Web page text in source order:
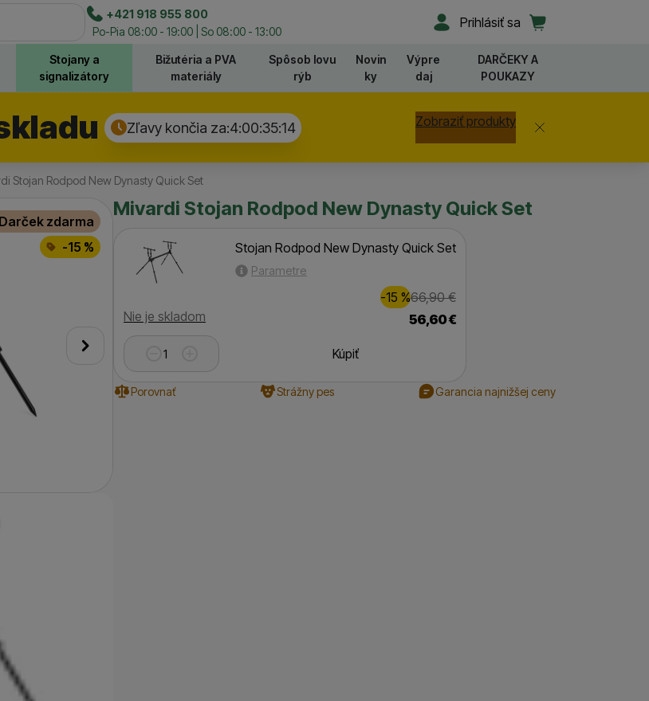
Hľadať
+421 918 955 800
Po-Pia 08:00 - 19:00 | So 08:00 - 13:00
Užívateľská sekcia
Prihlásiť sa Košík
Stojany a
signalizátory
Bižutéria a PVA
materiály
Spôsob lovu
rýb
Novin
ky
Výpre
daj
DARČEKY A
POUKAZY
Zľavy končia za:4:00:35:13 Zobraziť produkty Zavrieť
Stojan Rodpod New Dynasty Quick Set
Mivardi Stojan Rodpod New Dynasty Quick Set
Dostupnosť
Nie je skladom
Stojan Rodpod New Dynasty Quick Set
Parametre
Pôvodná cena
66,90€
Zľava
10,00€
(
-15 %
)
56,60€
Kúpiť
Porovnať Strážny pes Garancia najnižšej ceny
nasledujúci
Darček zdarma
-15 %